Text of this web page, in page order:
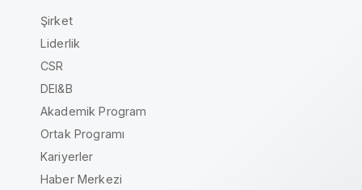
Şirket
Liderlik
CSR
DEI&B
Akademik Program
Ortak Programı
Kariyerler
Haber Merkezi